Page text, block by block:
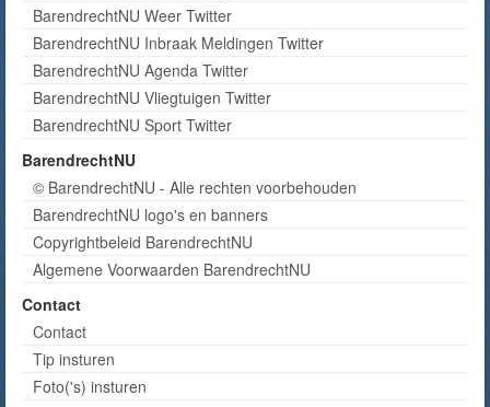
BarendrechtNU Weer Twitter
BarendrechtNU Inbraak Meldingen Twitter
BarendrechtNU Agenda Twitter
BarendrechtNU Vliegtuigen Twitter
BarendrechtNU Sport Twitter
BarendrechtNU
© BarendrechtNU - Alle rechten voorbehouden
BarendrechtNU logo's en banners
Copyrightbeleid BarendrechtNU
Algemene Voorwaarden BarendrechtNU
Contact
Contact
Tip insturen
Foto('s) insturen